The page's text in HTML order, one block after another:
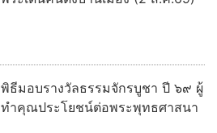
พิธีมอบรางวัลธรรมจักรบูชา ปี ๖๙ ผู้
ทำคุณประโยชน์ต่อพระพุทธศาสนา